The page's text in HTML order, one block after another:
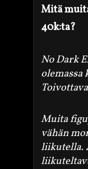
Mitä
40k:ta?
No Dark
Muitafigu
vähän
liikutella.